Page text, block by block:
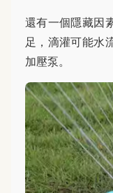
還有一個隱藏因
足，滴灌可能水
加壓泵。